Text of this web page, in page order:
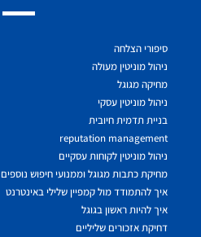
סיפורי הצלחה
ניהול מוניטין מעולה
מחיקה מגוגל
ניהול מוניטין עסקי
בניית תדמית חיובית
reputation management
ניהול מוניטין לקוחות עסקיים
מחיקת כתבות מגוגל וממנועי חיפוש נוספים
איך להתמודד מול קמפיין שלילי באינטרנט
איך להיות ראשון בגוגל
דחיקת אזכורים שליליים